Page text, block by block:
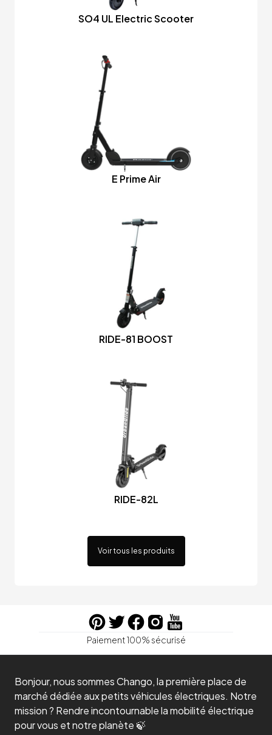
SO4 UL Electric Scooter
E Prime Air
RIDE-81 BOOST
RIDE-82L
Voir tous les produits
Paiement 100% sécurisé
Bonjour, nous sommes Chango, la première place de
marché dédiée aux petits véhicules électriques. Notre
mission ? Rendre incontournable la mobilité électrique
pour vous et notre planète 🍃